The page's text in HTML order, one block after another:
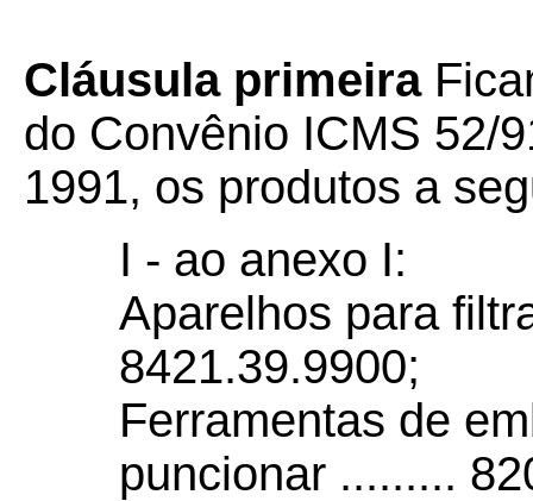
Cláusula primeira
do Convênio ICMS 52/
1991, os produtos a
I - ao anexo I:
Aparelhos para
8421.39.9900;
Ferramentas de
puncionar .........